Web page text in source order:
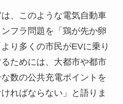
、このような電気自動車
フラ問題を「鶏が先か卵
り多くの市民がEVに乗り
ためには、大都市や都市
数の公共充電ポイントを
ればならない」と語りま